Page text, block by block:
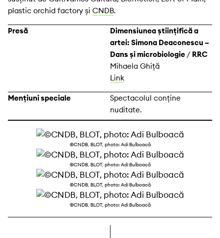
plastic orchid factory și CNDB.
Presă
Dimensiunea științifică a
artei: Simona Deaconescu –
Dans și microbiologie / RRC
Mihaela Ghiță
Link
Mențiuni speciale
Spectacolul conține
nuditate.
©CNDB, BLOT, photo: Adi Bulboacă
©CNDB, BLOT, photo: Adi Bulboacă
©CNDB, BLOT, photo: Adi Bulboacă
©CNDB, BLOT, photo: Adi Bulboacă